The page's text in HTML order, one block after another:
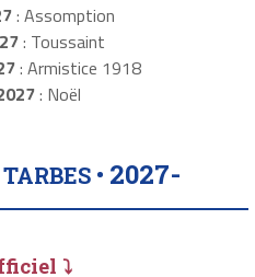
: Assomption
: Toussaint
: Armistice 1918
: Noël
• 2027-
⤵